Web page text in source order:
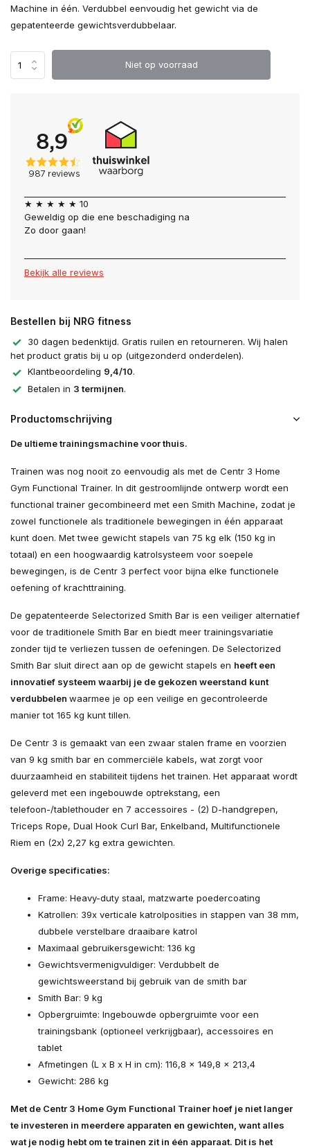
Machine in één. Verdubbel eenvoudig het gewicht via de
gepatenteerde gewichtsverdubbelaar.
Niet op voorraad
★ ★ ★ ★ ★ 10
Geweldig op die ene beschadiging na
Zo door gaan!
Bekijk alle reviews
Bestellen bij NRG fitness
30 dagen bedenktijd. Gratis ruilen en retourneren. Wij halen
het product gratis bij u op (uitgezonderd onderdelen).
Klantbeoordeling 9,4/10.
Betalen in 3 termijnen.
Productomschrijving
De ultieme trainingsmachine voor thuis.
Trainen was nog nooit zo eenvoudig als met de Centr 3 Home
Gym Functional Trainer. In dit gestroomlijnde ontwerp wordt een
functional trainer gecombineerd met een Smith Machine, zodat je
zowel functionele als traditionele bewegingen in één apparaat
kunt doen. Met twee gewicht stapels van 75 kg elk (150 kg in
totaal) en een hoogwaardig katrolsysteem voor soepele
bewegingen, is de Centr 3 perfect voor bijna elke functionele
oefening of krachttraining.
De gepatenteerde Selectorized Smith Bar is een veiliger alternatief
voor de traditionele Smith Bar en biedt meer trainingsvariatie
zonder tijd te verliezen tussen de oefeningen. De Selectorized
Smith Bar sluit direct aan op de gewicht stapels en heeft een
innovatief systeem waarbij je de gekozen weerstand kunt
verdubbelen waarmee je op een veilige en gecontroleerde
manier tot 165 kg kunt tillen.
De Centr 3 is gemaakt van een zwaar stalen frame en voorzien
van 9 kg smith bar en commerciële kabels, wat zorgt voor
duurzaamheid en stabiliteit tijdens het trainen. Het apparaat wordt
geleverd met een ingebouwde optrekstang, een
telefoon-/tablethouder en 7 accessoires - (2) D-handgrepen,
Triceps Rope, Dual Hook Curl Bar, Enkelband, Multifunctionele
Riem en (2x) 2,27 kg extra gewichten.
Overige specificaties:
Frame: Heavy-duty staal, matzwarte poedercoating
Katrollen: 39x verticale katrolposities in stappen van 38 mm,
dubbele verstelbare draaibare katrol
Maximaal gebruikersgewicht: 136 kg
Gewichtsvermenigvuldiger: Verdubbelt de
gewichtsweerstand bij gebruik van de smith bar
Smith Bar: 9 kg
Opbergruimte: Ingebouwde opbergruimte voor een
trainingsbank (optioneel verkrijgbaar), accessoires en
tablet
Afmetingen (L x B x H in cm): 116,8 x 149,8 x 213,4
Gewicht: 286 kg
Met de Centr 3 Home Gym Functional Trainer hoef je niet langer
te investeren in meerdere apparaten en gewichten, want alles
wat je nodig hebt om te trainen zit in één apparaat. Dit is het